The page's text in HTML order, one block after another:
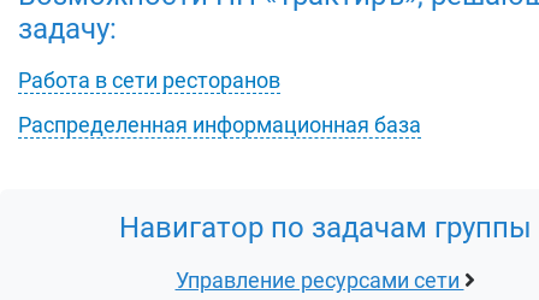
задачу:
Работа в сети ресторанов
Распределенная информационная база
Навигатор по задачам группы
Управление ресурсами сети